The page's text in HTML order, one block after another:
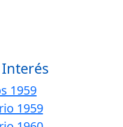
Interés
1959
1959